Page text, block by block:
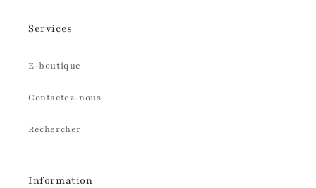
Services
E-boutique
Contactez-nous
Rechercher
Information